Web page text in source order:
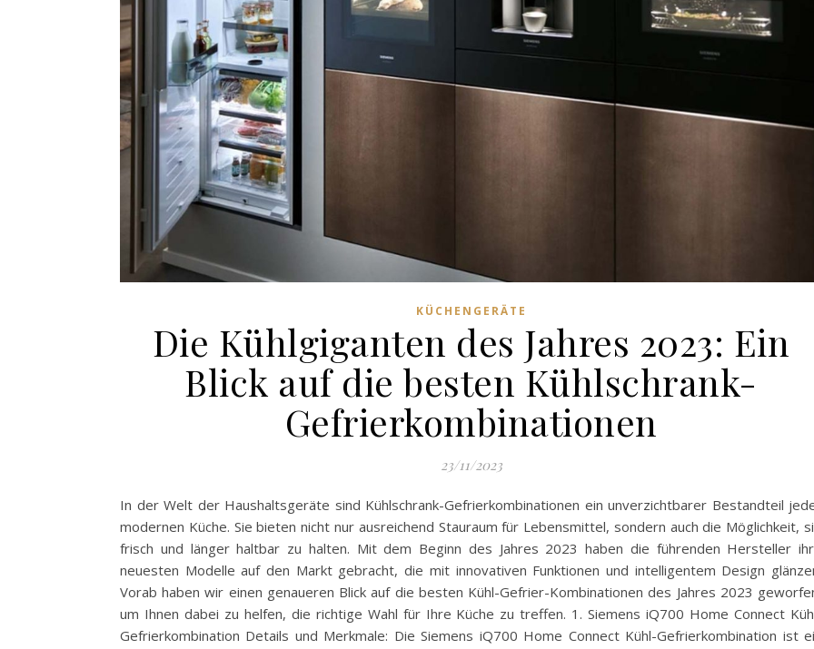
KÜCHENGERÄTE
Die Kühlgiganten des Jahres 2023: Ein
Blick auf die besten Kühlschrank-
Gefrierkombinationen
23/11/2023
In der Welt der Haushaltsgeräte sind Kühlschrank-Gefrierkombinationen ein unverzichtbarer Bestandteil
modernen Küche. Sie bieten nicht nur ausreichend Stauraum für Lebensmittel, sondern auch die Möglichkeit,
frisch und länger haltbar zu halten. Mit dem Beginn des Jahres 2023 haben die führenden Hersteller
neuesten Modelle auf den Markt gebracht, die mit innovativen Funktionen und intelligentem Design
Vorab haben wir einen genaueren Blick auf die besten Kühl-Gefrier-Kombinationen des Jahres 2023
um Ihnen dabei zu helfen, die richtige Wahl für Ihre Küche zu treffen. 1. Siemens iQ700 Home Connect
Gefrierkombination Details und Merkmale: Die Siemens iQ700 Home Connect Kühl-Gefrierkombination ist